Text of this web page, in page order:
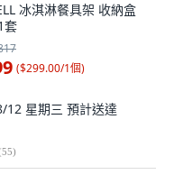
冰淇淋餐具架 收納盒
套
($299.00/1個)
12 星期三 預計送達
55)